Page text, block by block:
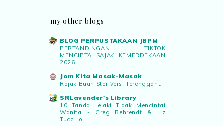
my other blogs
BLOG PERPUSTAKAAN JBPM
PERTANDINGAN TIKTOK
MENCIPTA SAJAK KEMERDEKAAN
2026
Jom Kita Masak-Masak
Rojak Buah Stor Versi Terengganu
SRLavender's Library
10 Tanda Lelaki Tidak Mencintai
Wanita - Greg Behrendt & Liz
Tuccillo